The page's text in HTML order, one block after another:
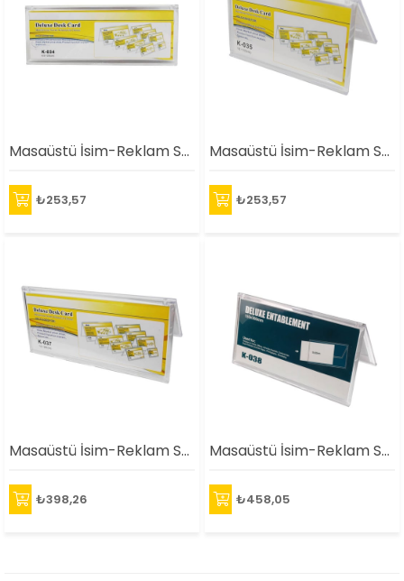
Masaüstü İsim-Reklam Standı(8,5X25cm)
₺253,57
Masaüstü İsim-Reklam Standı(18X10cm)
₺253,57
Masaüstü İsim-Reklam Standı(12X28cm)
₺398,26
Masaüstü İsim-Reklam Standı(15X300mm)
₺458,05